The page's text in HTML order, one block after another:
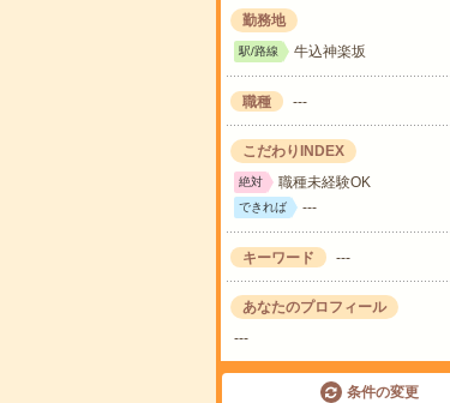
勤務地
駅/路線 牛込神楽坂
職種 ---
こだわりINDEX
絶対 職種未経験OK
できれば ---
キーワード ---
あなたのプロフィール
---
条件の変更